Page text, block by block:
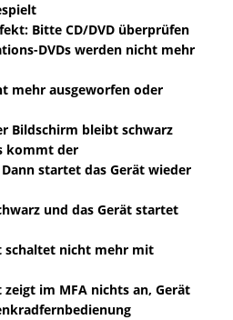
Bitte CD/DVD überprüfen
DVDs werden nicht mehr
mehr ausgeworfen oder
Bildschirm bleibt schwarz
kommt der
startet das Gerät wieder
und das Gerät startet
schaltet nicht mehr mit
zeigt im MFA nichts an, Gerät